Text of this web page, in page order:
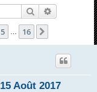
c
RechercherRecherche
5 16
Août 2017